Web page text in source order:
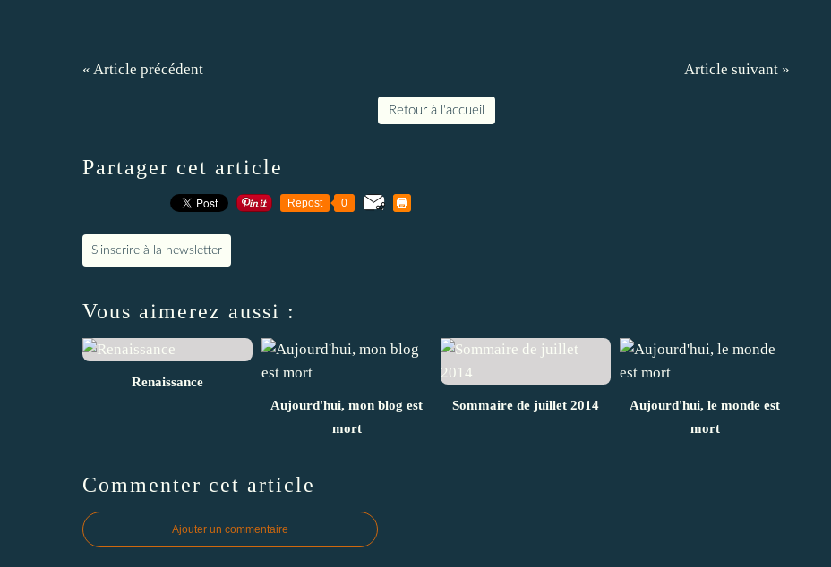
« Article précédent Article suivant »
Retour à l'accueil
Partager cet article
Repost 0
S'inscrire à la newsletter
Vous aimerez aussi :
Renaissance
Aujourd'hui, mon blog est
mort
Sommaire de juillet 2014
Aujourd'hui, le monde est
mort
Commenter cet article
Ajouter un commentaire